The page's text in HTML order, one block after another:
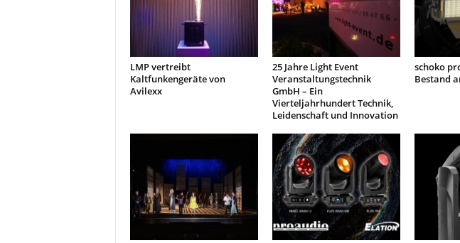
LMP vertreibt
Kaltfunkengeräte von
Avilexx
25 Jahre Light Event
Veranstaltungstechnik
GmbH – Ein
Vierteljahrhundert Technik,
Leidenschaft und Innovation
schoko
Bestand